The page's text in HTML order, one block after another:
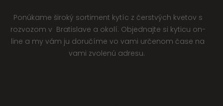
Ponúkame široký sortiment kytíc z čerstvých kvetov s
rozvozom v Bratislave a okolí. Objednajte si kyticu on-
line a my vám ju doručíme vo vami určenom čase na
vami zvolenú adresu.